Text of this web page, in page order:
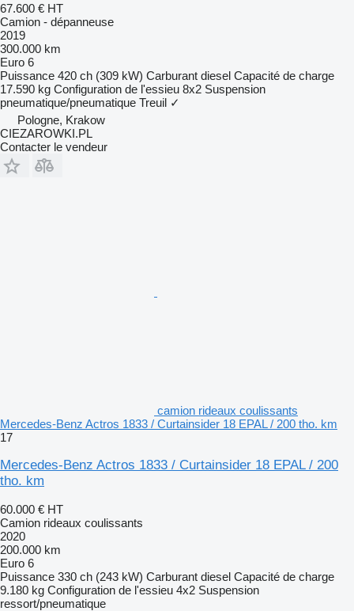
67.600 € HT
Camion - dépanneuse
2019
300.000 km
Euro 6
Puissance 420 ch (309 kW) Carburant diesel Capacité de charge
17.590 kg Configuration de l'essieu 8x2 Suspension
pneumatique/pneumatique Treuil ✓
Pologne, Krakow
CIEZAROWKI.PL
Contacter le vendeur
camion rideaux coulissants
Mercedes-Benz Actros 1833 / Curtainsider 18 EPAL / 200 tho. km
17
Mercedes-Benz Actros 1833 / Curtainsider 18 EPAL / 200
tho. km
60.000 € HT
Camion rideaux coulissants
2020
200.000 km
Euro 6
Puissance 330 ch (243 kW) Carburant diesel Capacité de charge
9.180 kg Configuration de l'essieu 4x2 Suspension
ressort/pneumatique